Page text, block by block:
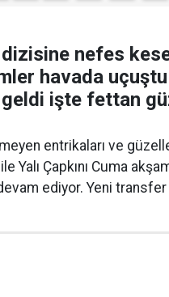
dizisine nefes
havada
geldi işte fettan
entrikaları ve
Yalı Çapkını Cuma
ediyor. Yeni